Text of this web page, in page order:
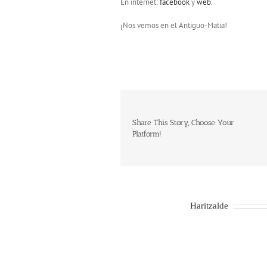
¡Nos vemos en el Antiguo-Matia!
Share This Story, Choose Your
Platform!
Haritzalde